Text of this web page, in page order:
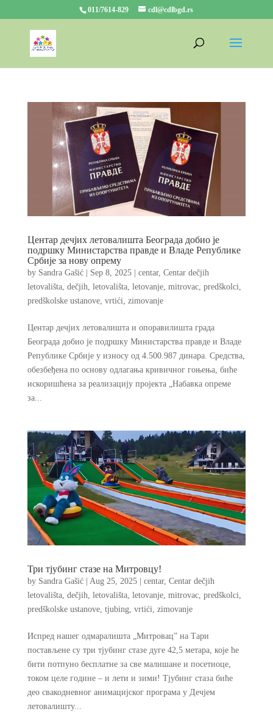
011/7614-829 cdl@cdlbgd.rs
Центар дечјих летовалишта Београда добио је
подршку Министарства правде и Владе Републике
Србије за нову опрему
by Sandra Gašić| Sep 8, 2025| centar, Centar dečjih
letovališta, dečjih, letovališta, letovanje, mitrovac, predškolci,
predškolske ustanove, vrtići, zimovanje
Центар дечјих летовалишта и опоравилишта града
Београда добио је подршку Министарства правде и Владе
Републике Србије у износу од 4.500.987 динара. Средства,
обезбеђена по основу одлагања кривичног гоњења, биће
искоришћена за реализацију пројекта „Набавка опреме
за...
Три тјубинг стазе на Митровцу!
by Sandra Gašić| Aug 25, 2025| centar, Centar dečjih
letovališta, dečjih letovališta, letovanje, mitrovac, predškolci
predškolske ustanove, tjubing, vrtići zimovanje
Испред нашег одмаралишта „Митровац” на Тари
постављене су три тјубинг стазе дуге 42,5 метара, које ће
бити потпуно бесплатне за све малишане и посетиоце,
током целе године – и лети и зими! Тјубинг стаза биће
део свакодневног анимацијског програма у Дечјем
летовалишту...